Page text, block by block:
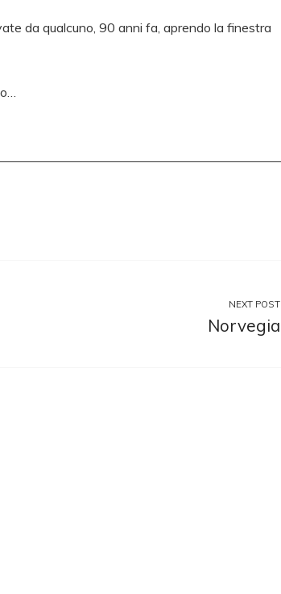
da qualcuno, 90 anni fa, aprendo la finestra
NEXT POST
Norvegia